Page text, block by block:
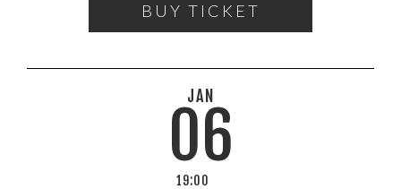
BUY TICKET
19:00
06
JAN